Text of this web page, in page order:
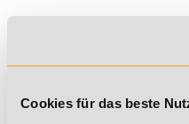
Cookies für das beste
Termin Rückruf